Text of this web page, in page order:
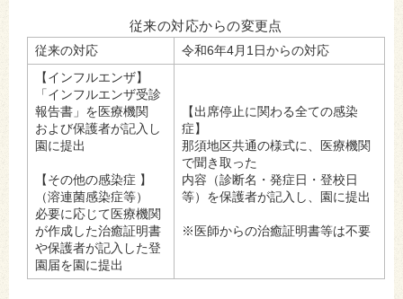
従来の対応からの変更点
従来の対応
令和6年4月1日からの対応
【インフルエンザ】
「インフルエンザ受診
報告書」を医療機関
および保護者が記入し
園に提出
【その他の感染症 】
（溶連菌感染症等）
必要に応じて医療機関
が作成した治癒証明書
や保護者が記入した登
園届を園に提出
【出席停止に関わる全ての感染
症】
那須地区共通の様式に、医療機関
で聞き取った
内容（診断名・発症日・登校日
等）を保護者が記入し、園に提出
※医師からの治癒証明書等は不要